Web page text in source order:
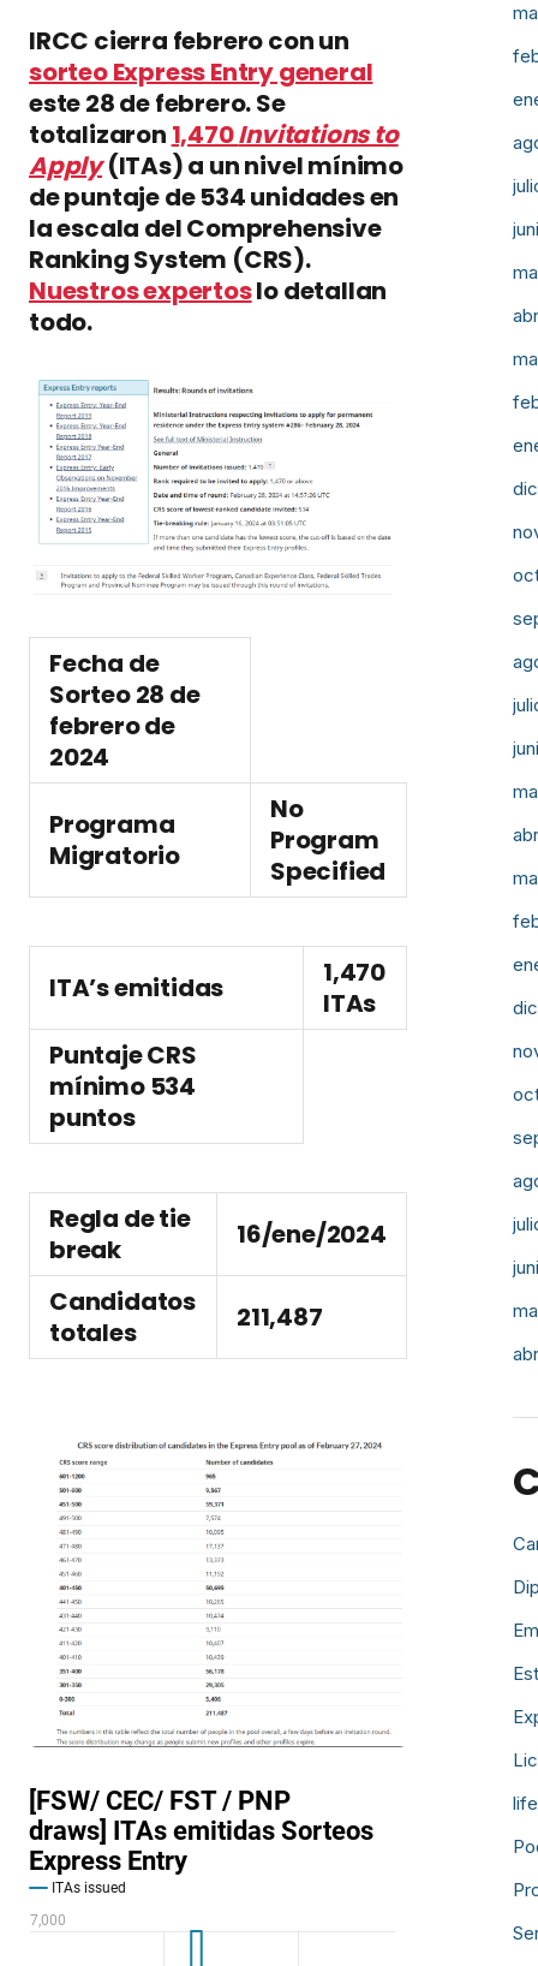
IRCC cierra febrero con un
sorteo Express Entry general
este 28 de febrero. Se
totalizaron 1,470Invitations to
Apply(ITAs) a un nivel mínimo
de puntaje de 534 unidades en
la escala del Comprehensive
Ranking System (CRS).
Nuestros expertoslo detallan
todo.
Fecha de
Sorteo28 de
febrero de
2024
Programa
Migratorio
No
Program
Specified
ITA’s emitidas
1,470
ITAs
Puntaje CRS
mínimo534
puntos
Regla de tie
break
16/ene/2024
Candidatos
totales
211,487